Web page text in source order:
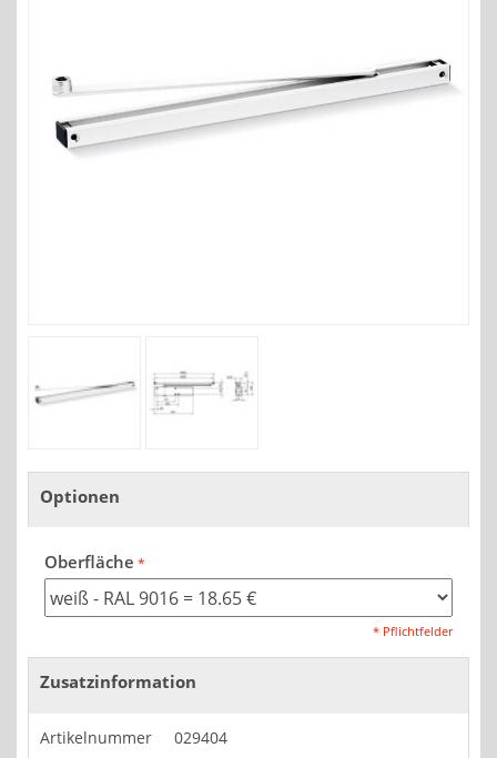
Optionen
Oberfläche
* Pflichtfelder
Zusatzinformation
Artikelnummer
029404